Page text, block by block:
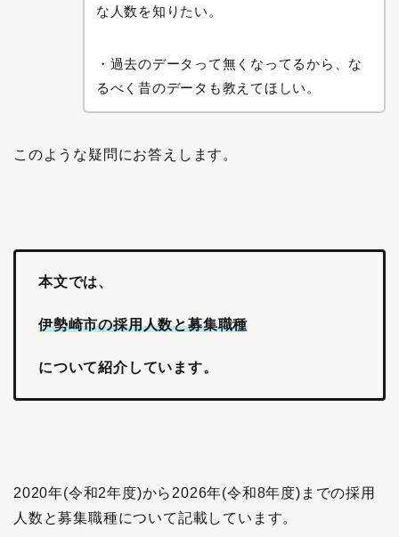
な人数を知りたい。
・過去のデータって無くなってるから、な
るべく昔のデータも教えてほしい。
このような疑問にお答えします。
本文では、
伊勢崎市の採用人数と募集職種
について紹介しています。
2020年(令和2年度)から2026年(令和8年度)までの採用
人数と募集職種について記載しています。